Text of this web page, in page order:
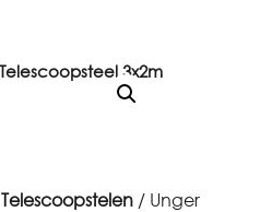
Telescoopstelen / Unger